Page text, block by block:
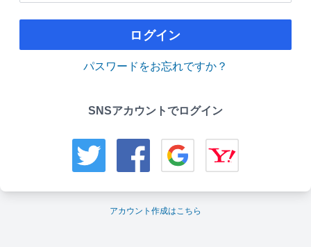
ログイン
パスワードをお忘れですか？
SNSアカウントでログイン
アカウント作成はこちら